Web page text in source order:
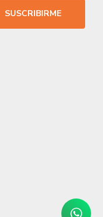
SUSCRIBIRME